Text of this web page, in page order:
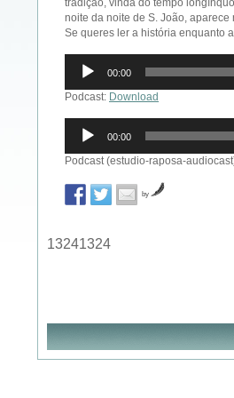
tradição, vinda do tempo
noite da noite de S. João,
Se queres ler a história enquanto
Reprodutor
áudio
00:00
Podcast: Download
Reprodutor
áudio
00:00
Podcast (estudio-raposa-
by
13241324